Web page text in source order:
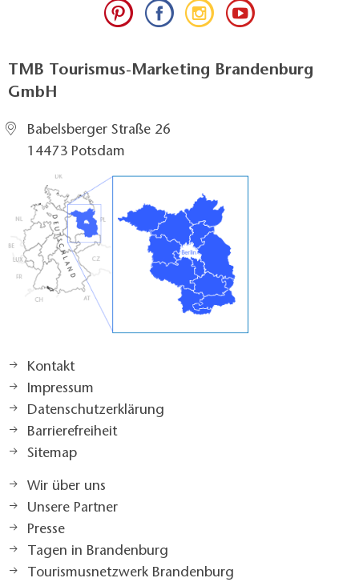
TMB Tourismus-Marketing Brandenburg
GmbH
Babelsberger Straße 26
14473 Potsdam
Kontakt
Impressum
Datenschutzerklärung
Barrierefreiheit
Sitemap
Wir über uns
Unsere Partner
Presse
Tagen in Brandenburg
Tourismusnetzwerk Brandenburg